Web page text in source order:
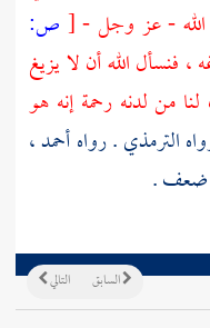
الله - عز وجل -[ ص:
، فنسأل الله أن لا يزيغ
من لدنه رحمة إنه هو
الترمذي. رواهأحمد،
ضعف .
التالي السابق